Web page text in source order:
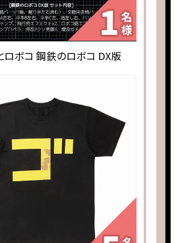
ロボコ 鋼鉄のロボコ DX版